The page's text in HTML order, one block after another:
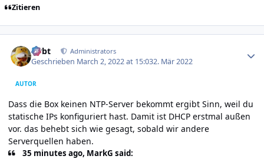
Zitieren
rtrbt Administrators
Geschrieben March 2, 2022 at 15:032. Mär 2022
AUTOR
Dass die Box keinen NTP-Server bekommt ergibt Sinn, weil du
statische IPs konfiguriert hast. Damit ist DHCP erstmal außen
vor. das behebt sich wie gesagt, sobald wir andere
Serverquellen haben.
35 minutes ago, MarkG said: